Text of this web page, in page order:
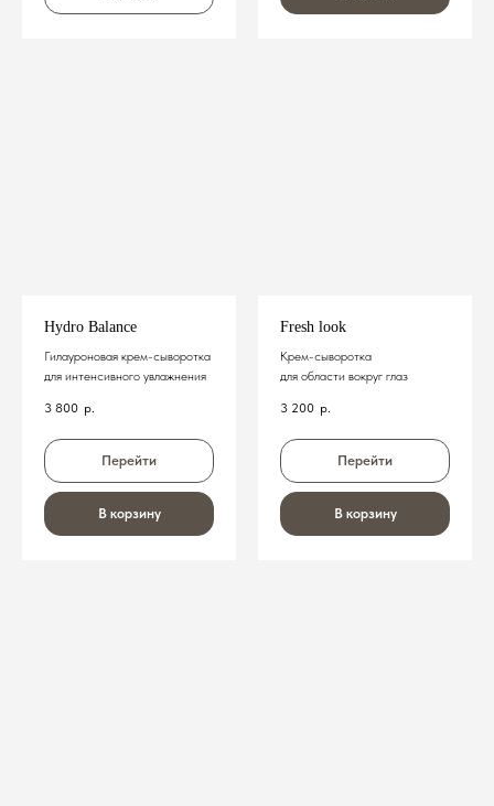
Hydro Balance
Гилауроновая крем-сыворотка
для интенсивного увлажнения
3 800 р.
Перейти
В корзину
Fresh look
Крем-сыворотка
для области вокруг глаз
3 200 р.
Перейти
В корзину